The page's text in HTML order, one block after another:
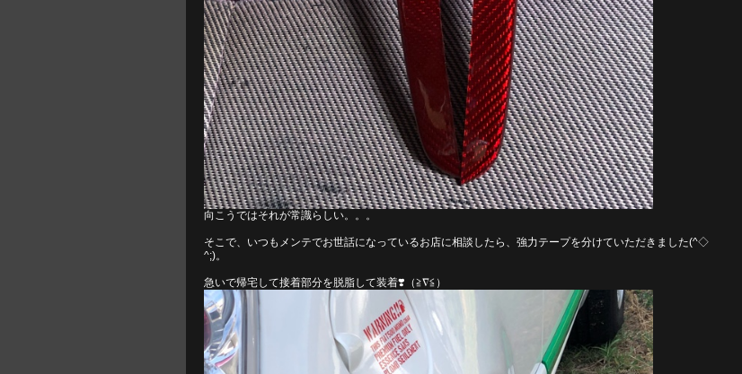
向こうではそれが常識らしい。。。
そこで、いつもメンテでお世話になっているお店に相談したら、強力テープを分けていただきました(^◇
^;)。
急いで帰宅して接着部分を脱脂して装着❣️（≧∇≦）